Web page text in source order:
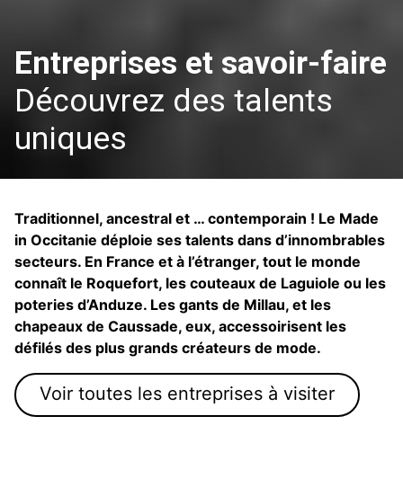
Entreprises et savoir-faire
Découvrez des talents
uniques
Traditionnel, ancestral et … contemporain ! Le Made
in Occitanie déploie ses talents dans d’innombrables
secteurs. En France et à l’étranger, tout le monde
connaît le Roquefort, les couteaux de Laguiole ou les
poteries d’Anduze. Les gants de Millau, et les
chapeaux de Caussade, eux, accessoirisent les
défilés des plus grands créateurs de mode.
Voir toutes les entreprises à visiter